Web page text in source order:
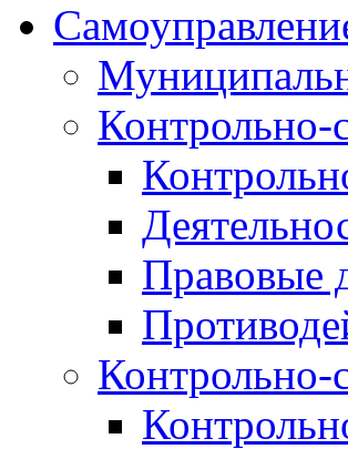
Контрольно-
Правовые
Контрольно-